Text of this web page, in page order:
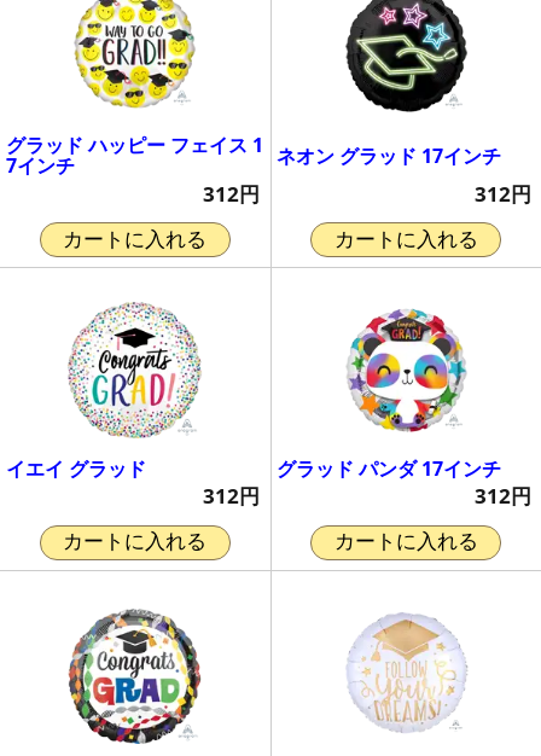
グラッド ハッピー フェイス 1
7インチ
312円
カートに入れる
ネオン グラッド 17インチ
312円
カートに入れる
イエイ グラッド
312円
カートに入れる
グラッド パンダ 17インチ
312円
カートに入れる